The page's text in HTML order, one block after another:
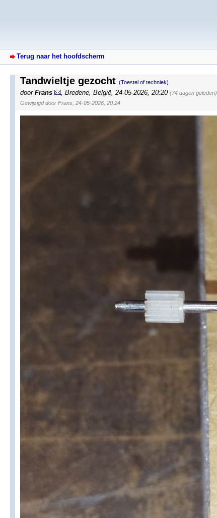
Terug naar het hoofdscherm
Tandwieltje gezocht (Toestel of techniek)
door Frans Bredene, België 24-05-2026, 20:20 (74 dagen geleden)
Gewijzigd door Frans, 24-05-2026, 20:24